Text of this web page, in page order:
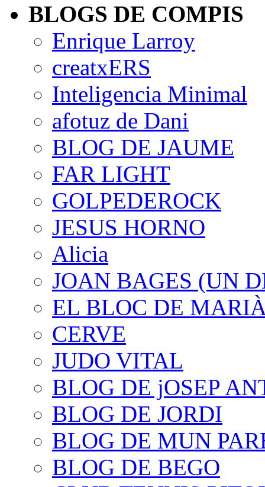
BLOGS DE COMPIS
Enrique Larroy
creatxERS
Inteligencia Minimal
afotuz de Dani
BLOG DE JAUME
FAR LIGHT
GOLPEDEROCK
JESUS HORNO
Alicia
JOAN BAGES (UN
EL BLOC DE
CERVE
JUDO VITAL
BLOG DE jOSEP
BLOG DE JORDI
BLOG DE MUN
BLOG DE BEGO